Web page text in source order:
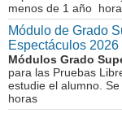
menos de 1 año
Módulo de Grado
Espectáculos 2026
Módulos Grado
para las Pruebas
estudie el alumno.
horas